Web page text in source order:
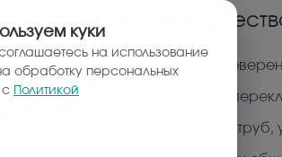
Ключевые
и простая конструкция,
стойки из трубы 48х3,5 мм и
сварные швы, закрытые торцы труб,
куки
на использование
обработку персональных
с Политикой